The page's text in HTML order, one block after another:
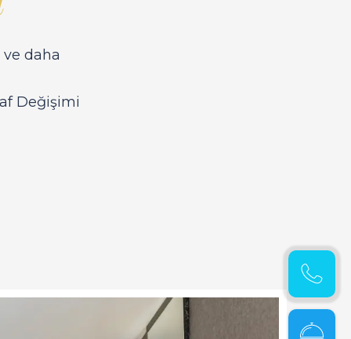
daha
Değişimi
Hemen
Ara
Online